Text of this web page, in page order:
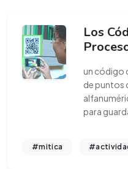
Los
un código
de puntos
para
#mitica